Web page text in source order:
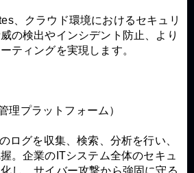
、クラウド環境におけるセキュリ
の検出やインシデント防止、より
ティングを実現します。
理プラットフォーム）
ログを収集、検索、分析を行い、
。企業のITシステム全体のセキュ
し、サイバー攻撃から強固に守る